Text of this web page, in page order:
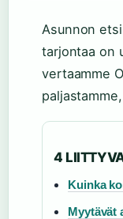
Asunnon
tarjontaa on
vertaamme
4
Kuinka
Myytävät